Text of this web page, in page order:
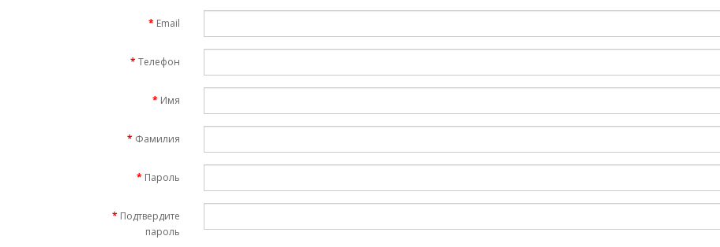
Email
Телефон
Имя
Фамилия
Пароль
Подтвердите
пароль